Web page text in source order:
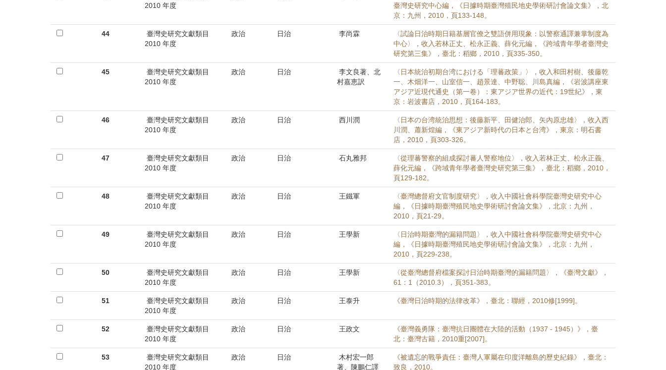
2010 年度
臺灣史研究中心編，《日據時期臺灣殖民地史學術研討會論文集》，北
京：九州，2010，頁133-148。
44
臺灣史研究文獻類目
2010 年度
政治 日治 李尚霖
〈試論日治時期日籍基層官僚之雙語併用現象：以警察通譯兼掌制度為
中心〉，收入若林正丈、松永正義、薛化元編，《跨域青年學者臺灣史
研究第三集》，臺北：稻鄉，2010，頁335-350。
45
臺灣史研究文獻類目
2010 年度
政治 日治
李文良著、北
村嘉恵訳
〈日本統治初期台湾における「理蕃政策」〉，收入和田村樹、後藤乾
一、木畑洋一、山室信一、趙景達、中野聡、川島真編，《岩波講座東
アジア近現代通史（第一卷）：東アジア世界の近代：19世紀》，東
京：岩波書店，2010，頁164-183。
46
臺灣史研究文獻類目
2010 年度
政治 日治 西川潤
〈日本の台湾統治思想：後藤新平、田健治郎、矢內原忠雄〉，收入西
川潤、蕭新煌編，《東アジア新時代の日本と台湾》，東京：明石書
店，2010，頁303-326。
47
臺灣史研究文獻類目
2010 年度
政治 日治 石丸雅邦
〈從理蕃警察的組成探討蕃人警察地位〉，收入若林正丈、松永正義、
薛化元編，《跨域青年學者臺灣史研究第三集》，臺北：稻鄉，2010，
頁129-182。
48
臺灣史研究文獻類目
2010 年度
政治 日治 王鐵軍
〈臺灣總督府文官制度研究〉，收入中國社會科學院臺灣史研究中心
編，《日據時期臺灣殖民地史學術研討會論文集》，北京：九州，
2010，頁21-29。
49
臺灣史研究文獻類目
2010 年度
政治 日治 王學新
〈日治時期臺灣的漏籍問題〉，收入中國社會科學院臺灣史研究中心
編，《日據時期臺灣殖民地史學術研討會論文集》，北京：九州，
2010，頁229-238。
50
臺灣史研究文獻類目
2010 年度
政治 日治 王學新
〈從臺灣總督府檔案探討日治時期臺灣的漏籍問題〉，《臺灣文獻》，
61：1（2010.3），頁351-383。
51
臺灣史研究文獻類目
2010 年度
政治 日治 王泰升 《臺灣日治時期的法律改革》，臺北：聯經，2010修[1999]。
52
臺灣史研究文獻類目
2010 年度
政治 日治 王政文
《臺灣義勇隊：臺灣抗日團體在大陸的活動（1937 - 1945）》，臺
北：臺灣古籍，2010重[2007]。
53
臺灣史研究文獻類目
2010 年度
政治 日治
木村宏一郎
著、陳鵬仁譯
《被遺忘的戰爭責任：臺灣人軍屬在印度洋離島的歷史紀錄》，臺北：
致良，2010。